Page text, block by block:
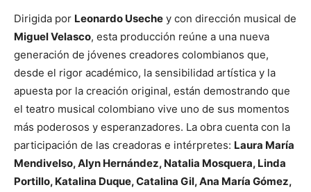
Dirigida por Leonardo Useche y con dirección musical de
Miguel Velasco, esta producción reúne a una nueva
generación de jóvenes creadores colombianos que,
desde el rigor académico, la sensibilidad artística y la
apuesta por la creación original, están demostrando que
el teatro musical colombiano vive uno de sus momentos
más poderosos y esperanzadores. La obra cuenta con la
participación de las creadoras e intérpretes: Laura María
Mendivelso, Alyn Hernández, Natalia Mosquera, Linda
Portillo, Katalina Duque, Catalina Gil, Ana María Gómez,